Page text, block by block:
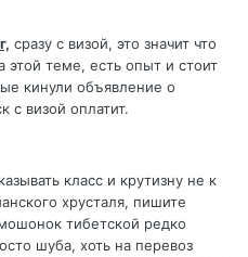
сразу с визой, это значит что
этой теме, есть опыт и стоит
кинули объявление о
с визой оплатит.
класс и крутизну не к
хрусталя, пишите
тибетской редко
шуба, хоть на перевоз